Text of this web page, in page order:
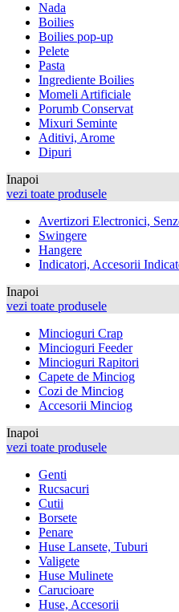
Nada
Boilies
Boilies pop-up
Pelete
Pasta
Ingrediente Boilies
Momeli Artificiale
Porumb Conservat
Mixuri Seminte
Aditivi, Arome
Dipuri
Inapoi
vezi toate produsele
Avertizori Electronici,
Swingere
Hangere
Indicatori, Accesorii
Inapoi
vezi toate produsele
Mincioguri Crap
Mincioguri Feeder
Mincioguri Rapitori
Capete de Minciog
Cozi de Minciog
Accesorii Minciog
Inapoi
vezi toate produsele
Genti
Rucsacuri
Cutii
Borsete
Penare
Huse Lansete, Tuburi
Valigete
Huse Mulinete
Carucioare
Huse, Accesorii